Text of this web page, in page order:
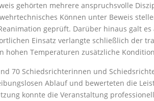
gehörten mehrere anspruchsvolle
Können unter Beweis
geprüft. Darüber hinaus galt
Einsatz verlangte schließlich der
hohen Temperaturen zusätzliche
70 Schiedsrichterinnen und
Ablauf und bewerteten die
konnte die Veranstaltung